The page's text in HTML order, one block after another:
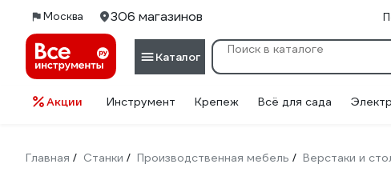
Москва 306 магазинов
Каталог
Акции Инструмент Крепеж Всё для сада
Главная / Станки / Производственная мебель / Верстаки и